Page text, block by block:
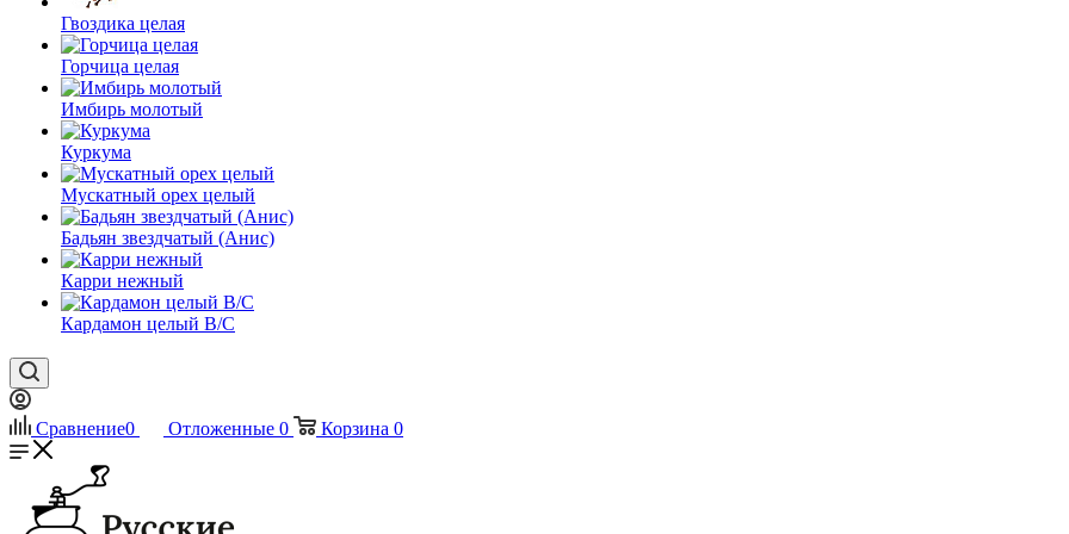
Гвоздика целая
Горчица целая
Имбирь молотый
Куркума
Мускатный орех целый
Бадьян звездчатый (Анис)
Карри нежный
Кардамон целый В/С
Сравнение0 Отложенные 0 Корзина 0